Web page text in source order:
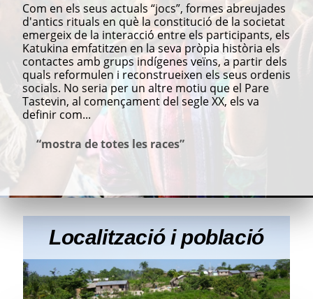
Com en els seus actuals “jocs”, formes abreujades
d'antics rituals en què la constitució de la societat
emergeix de la interacció entre els participants, els
Katukina emfatitzen en la seva pròpia història els
contactes amb grups indígenes veïns, a partir dels
quals reformulen i reconstrueixen els seus ordenis
socials. No seria per un altre motiu que el Pare
Tastevin, al començament del segle XX, els va
definir com...
“mostra de totes les races”
Localització i població